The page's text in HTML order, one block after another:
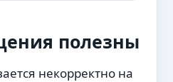
полезны
некорректно на